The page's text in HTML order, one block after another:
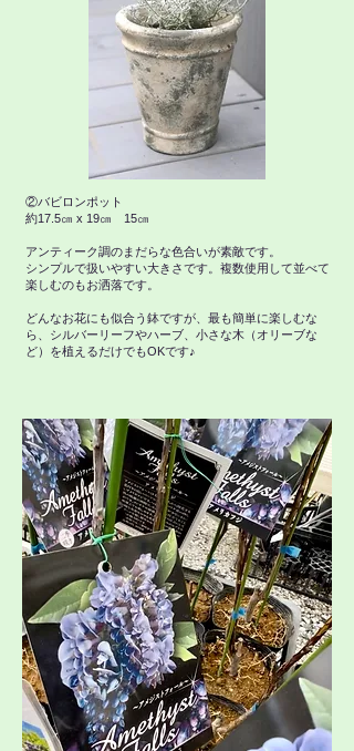
②バビロンポット
約17.5㎝ x 19㎝ 15㎝
アンティーク調のまだらな色合いが素敵です。
シンプルで扱いやすい大きさです。複数使用して並べて
楽しむのもお洒落です。
どんなお花にも似合う鉢ですが、最も簡単に楽しむな
ら、シルバーリーフやハーブ、小さな木（オリーブな
ど）を植えるだけでもOKです♪